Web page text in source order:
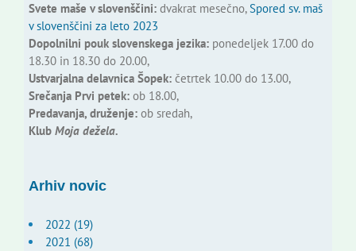
Svete maše v slovenščini:dvakrat mesečno,Spored sv. maš
v slovenščini za leto 2023
Dopolnilni pouk slovenskega jezika:ponedeljek 17.00 do
18.30 in 18.30 do 20.00,
Ustvarjalna delavnica Šopek:četrtek 10.00 do 13.00,
Srečanja Prvi petek:ob 18.00,
Predavanja, druženje:ob sredah,
Klub Moja dežela.
Arhiv novic
2022 (19)
2021 (68)